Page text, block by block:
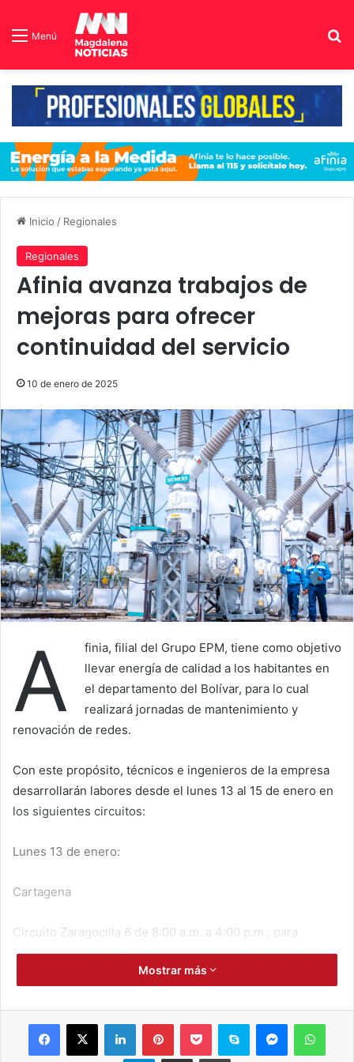
Menú
Inicio / Regionales
Regionales
Afinia avanza trabajos de
mejoras para ofrecer
continuidad del servicio
10 de enero de 2025
A
finia, filial del Grupo EPM, tiene como objetivo
llevar energía de calidad a los habitantes en
el departamento del Bolívar, para lo cual
realizará jornadas de mantenimiento y
renovación de redes.
Con este propósito, técnicos e ingenieros de la empresa
desarrollarán labores desde el lunes 13 al 15 de enero en
los siguientes circuitos:
Lunes 13 de enero:
Cartagena
Circuito Zaragocilla 6 de 8:00 a.m. a 4:00 p.m.; para
realizar labores de poda se interrumpirá el servicio en:
transversal 54 con carrera 67, barrio El Carmen.
Martes 14 de enero
Magangué
Mostrar más
Telegram Compartir por correo electrónico Imprimir